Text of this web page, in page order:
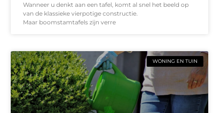
Wanneer u denkt aan een tafel, komt al snel het beeld op
van de klassieke vierpotige constructie.
Maar boomstamtafels zijn verre
WONING EN TUIN